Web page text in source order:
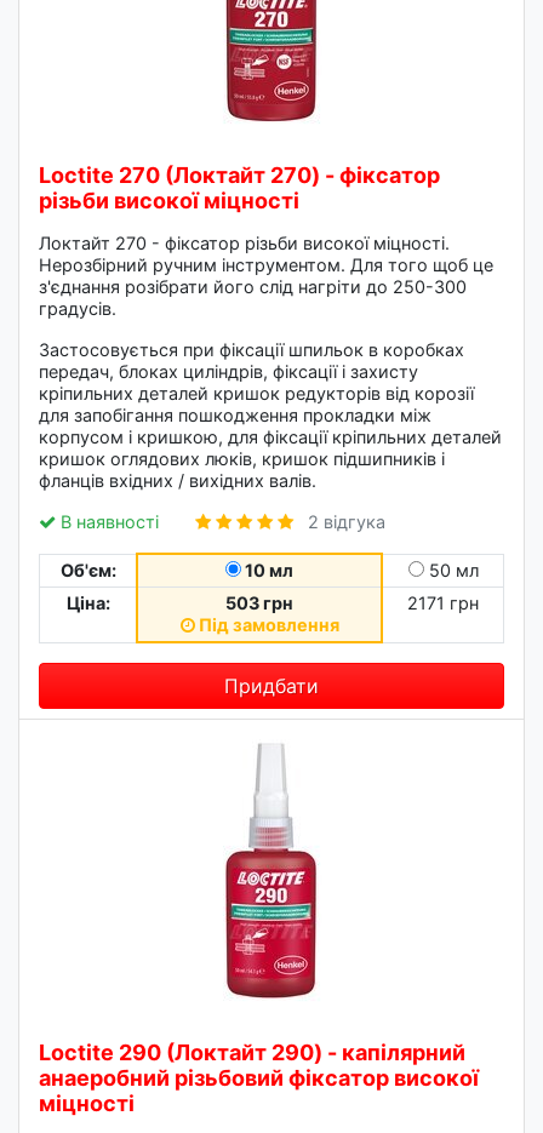
Loctite 270 (Локтайт 270) - фіксатор
різьби високої міцності
Локтайт 270 - фіксатор різьби високої міцності.
Нерозбірний ручним інструментом. Для того щоб це
з'єднання розібрати його слід нагріти до 250-300
градусів.
Застосовується при фіксації шпильок в коробках
передач, блоках циліндрів, фіксації і захисту
кріпильних деталей кришок редукторів від корозії
для запобігання пошкодження прокладки між
корпусом і кришкою, для фіксації кріпильних деталей
кришок оглядових люків, кришок підшипників і
фланців вхідних / вихідних валів.
В наявності
2 відгука
Об'єм: 10 мл
50 мл
Ціна:
503 грн
Під замовлення
2171 грн
Придбати
Loctite 290 (Локтайт 290) - капілярний
анаеробний різьбовий фіксатор високої
міцності